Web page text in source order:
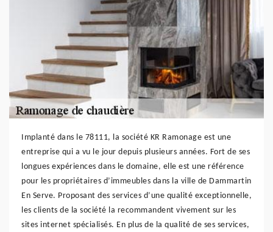
Implanté dans le 78111, la société KR Ramonage est une
entreprise qui a vu le jour depuis plusieurs années. Fort de ses
longues expériences dans le domaine, elle est une référence
pour les propriétaires d’immeubles dans la ville de Dammartin
En Serve. Proposant des services d’une qualité exceptionnelle,
les clients de la société la recommandent vivement sur les
sites internet spécialisés. En plus de la qualité de ses services,